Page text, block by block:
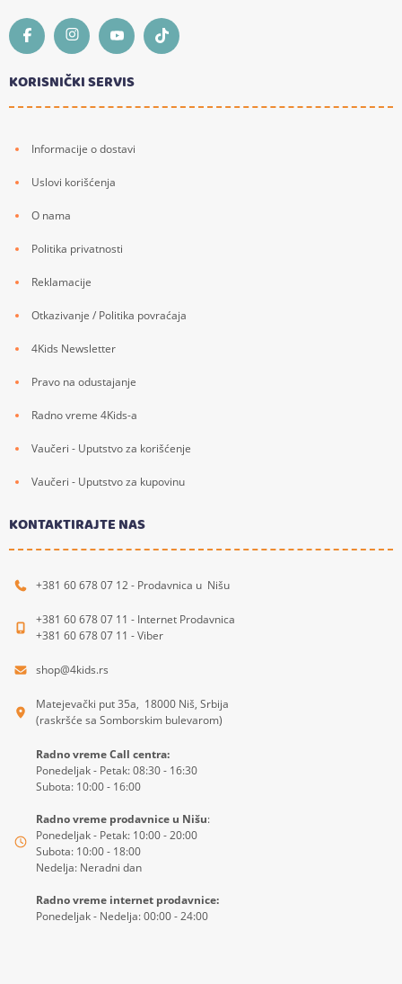
KORISNIČKI SERVIS
Informacije o dostavi
Uslovi korišćenja
O nama
Politika privatnosti
Reklamacije
Otkazivanje / Politika povraćaja
4Kids Newsletter
Pravo na odustajanje
Radno vreme 4Kids-a
Vaučeri - Uputstvo za korišćenje
Vaučeri - Uputstvo za kupovinu
KONTAKTIRAJTE NAS
+381 60 678 07 12 - Prodavnica u Nišu
+381 60 678 07 11 - Internet Prodavnica
+381 60 678 07 11 - Viber
shop@4kids.rs
Matejevački put 35a, 18000 Niš, Srbija
(raskršće sa Somborskim bulevarom)
Radno vreme Call centra:
Ponedeljak - Petak: 08:30 - 16:30
Subota: 10:00 - 16:00
Radno vreme prodavnice u Nišu:
Ponedeljak - Petak: 10:00 - 20:00
Subota: 10:00 - 18:00
Nedelja: Neradni dan
Radno vreme internet prodavnice:
Ponedeljak - Nedelja: 00:00 - 24:00